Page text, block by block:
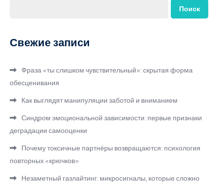
Поиск
Свежие записи
Фраза «ты слишком чувствительный»: скрытая форма
обесценивания
Как выглядят манипуляции заботой и вниманием
Синдром эмоциональной зависимости: первые признаки
деградации самооценки
Почему токсичные партнёры возвращаются: психология
повторных «крючков»
Незаметный газлайтинг: микросигналы, которые сложно